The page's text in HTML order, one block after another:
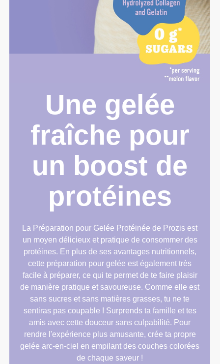
Une gelée
fraîche pour
un boost de
protéines
La Préparation pour Gelée Protéinée de Prozis est
un moyen délicieux et pratique de consommer des
protéines. En plus de ses avantages nutritionnels,
cette préparation pour gelée est également très
facile à préparer, ce qui te permet de te faire plaisir
de manière pratique et savoureuse. Comme elle est
sans sucres et sans matières grasses, tu ne te
sentiras pas coupable ! Surprends ta famille et tes
amis avec cette douceur sans culpabilité. Pour
rendre l'expérience plus amusante, crée ta propre
gelée arc-en-ciel en empilant des couches colorées
de chaque saveur !